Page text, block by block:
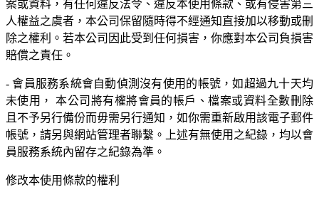
案或資料，有任何違反法令、違反本使用條款、或有侵害第三
人權益之虞者，本公司保留隨時得不經通知直接加以移動或刪
除之權利。若本公司因此受到任何損害，你應對本公司負損害
賠償之責任。
- 會員服務系統會自動偵測沒有使用的帳號，如超過九十天均
未使用， 本公司將有權將會員的帳戶、檔案或資料全數刪除
且不予另行備份而毋需另行通知，如你需重新啟用該電子郵件
帳號，請另與網站管理者聯繫。上述有無使用之紀錄，均以會
員服務系統內留存之紀錄為準。
修改本使用條款的權利